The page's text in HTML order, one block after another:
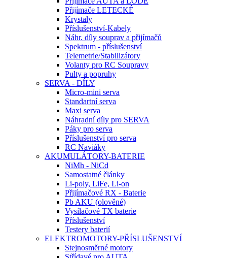
Přijímače LETECKÉ
Krystaly
Příslušenství-Kabely
Náhr. díly souprav a přijímačů
Spektrum - příslušenství
Telemetrie/Stabilizátory
Volanty pro RC Soupravy
Pulty a popruhy
SERVA - DÍLY
Micro-mini serva
Standartní serva
Maxi serva
Náhradní díly pro SERVA
Páky pro serva
Příslušenství pro serva
RC Naviáky
AKUMULÁTORY-BATERIE
NiMh - NiCd
Samostatné články
Li-poly, LiFe, Li-on
Přijímačové RX - Baterie
Pb AKU (olověné)
Vysílačové TX baterie
Příslušenství
Testery baterií
ELEKTROMOTORY-PŘÍSLUŠENSTVÍ
Stejnosměrné motory